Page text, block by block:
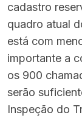
cadastro
quadro atual
está com
importante a
os 900
serão
Inspeção do